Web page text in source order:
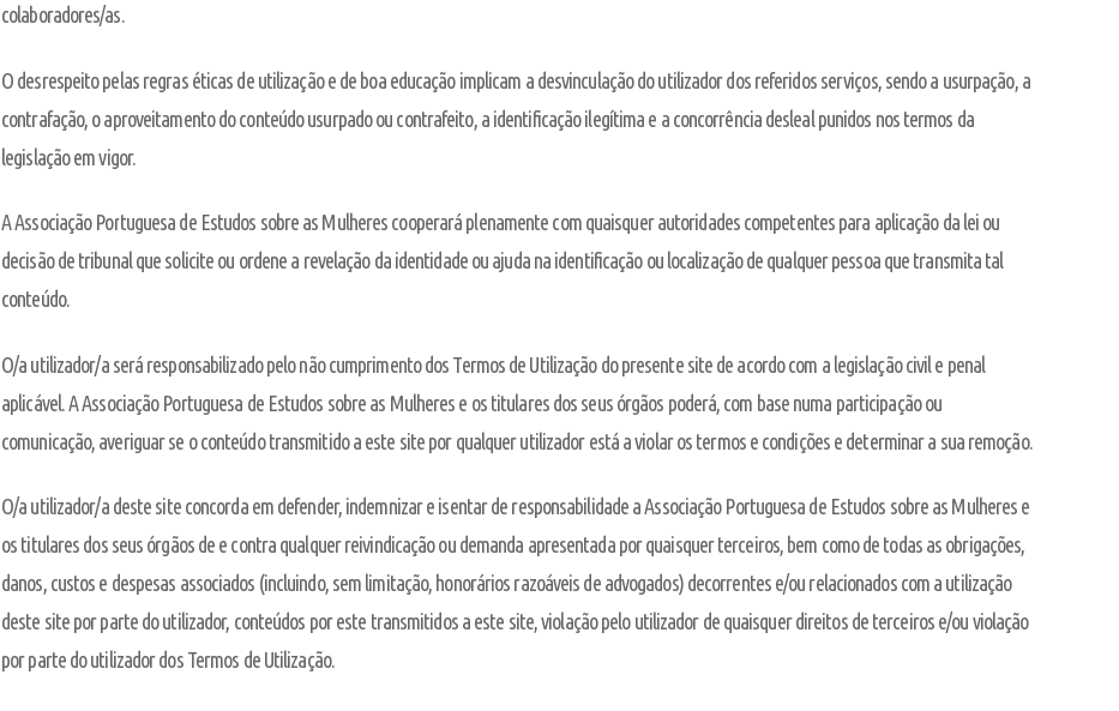
colaboradores/as.
O desrespeito pelas regras éticas de utilização e de boa educação implicam a desvinculação do utilizador dos referidos serviços, sendo a usurpação, a
contrafação, o aproveitamento do conteúdo usurpado ou contrafeito, a identificação ilegítima e a concorrência desleal punidos nos termos da
legislação em vigor.
A Associação Portuguesa de Estudos sobre as Mulheres cooperará plenamente com quaisquer autoridades competentes para aplicação da lei ou
decisão de tribunal que solicite ou ordene a revelação da identidade ou ajuda na identificação ou localização de qualquer pessoa que transmita tal
conteúdo.
O/a utilizador/a será responsabilizado pelo não cumprimento dos Termos de Utilização do presente site de acordo com a legislação civil e penal
aplicável. A Associação Portuguesa de Estudos sobre as Mulheres e os titulares dos seus órgãos poderá, com base numa participação ou
comunicação, averiguar se o conteúdo transmitido a este site por qualquer utilizador está a violar os termos e condições e determinar a sua remoção.
O/a utilizador/a deste site concorda em defender, indemnizar e isentar de responsabilidade a Associação Portuguesa de Estudos sobre as Mulheres e
os titulares dos seus órgãos de e contra qualquer reivindicação ou demanda apresentada por quaisquer terceiros, bem como de todas as obrigações,
danos, custos e despesas associados (incluindo, sem limitação, honorários razoáveis de advogados) decorrentes e/ou relacionados com a utilização
deste site por parte do utilizador, conteúdos por este transmitidos a este site, violação pelo utilizador de quaisquer direitos de terceiros e/ou violação
por parte do utilizador dos Termos de Utilização.